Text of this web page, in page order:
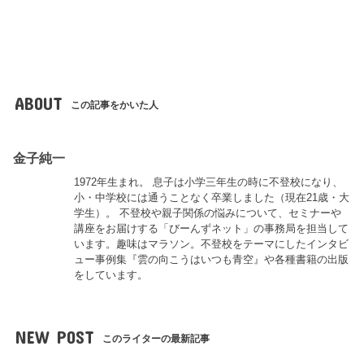
ABOUT この記事をかいた人
金子純一
1972年生まれ。 息子は小学三年生の時に不登校になり、
小・中学校には通うことなく卒業しました（現在21歳・大
学生）。 不登校や親子関係の悩みについて、セミナーや
講座をお届けする「びーんずネット」の事務局を担当して
います。趣味はマラソン。不登校をテーマにしたインタビ
ュー事例集『雲の向こうはいつも青空』や各種書籍の出版
をしています。
NEW POST このライターの最新記事